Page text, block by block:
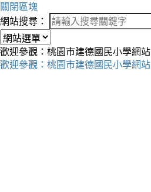
關閉區塊
網站搜尋：
歡迎參觀：桃園市建德國民小學網站
歡迎參觀：桃園市建德國民小學網站